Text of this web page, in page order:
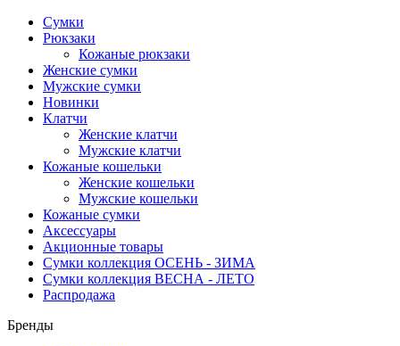
Сумки
Рюкзаки
Кожаные рюкзаки
Женские сумки
Мужские сумки
Новинки
Клатчи
Женские клатчи
Мужские клатчи
Кожаные кошельки
Женские кошельки
Мужские кошельки
Кожаные сумки
Аксессуары
Акционные товары
Сумки коллекция ОСЕНЬ - ЗИМА
Сумки коллекция ВЕСНА - ЛЕТО
Распродажа
Бренды